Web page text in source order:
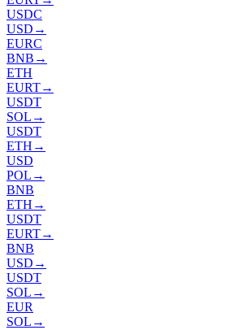
USDC
USD →
EURC
BNB →
ETH
EURT→
USDT
SOL →
USDT
ETH →
USD
POL →
BNB
ETH →
USDT
EURT→
BNB
USD →
USDT
SOL →
EUR
SOL →